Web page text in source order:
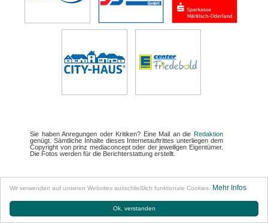
Ok, verstanden
Wir verwenden auf unseren Websites ausschließlich funktionale Cookies. Mehr Infos
Sie haben Anregungen oder Kritiken? Eine Mail an die Redaktion
genügt. Sämtliche Inhalte dieses Internetauftrittes unterliegen dem
Copyright von prinz mediaconcept oder der jeweiligen Eigentümer.
Die Fotos werden für die Berichterstattung erstellt.
Partner • Impressum • Datenschutz • Links •
Briefkasten
Facebook